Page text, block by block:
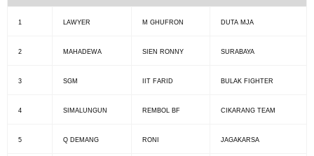
1 LAWYER M GHUFRON DUTA MJA
2 MAHADEWA SIEN RONNY SURABAYA
3 SGM IIT FARID BULAK FIGHTER
4 SIMALUNGUN REMBOL BF CIKARANG TEAM
5 Q DEMANG RONI JAGAKARSA